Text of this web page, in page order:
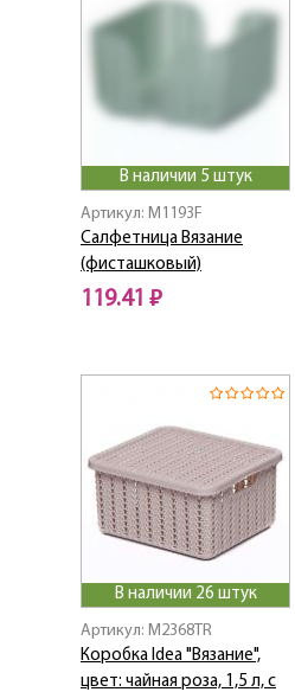
В наличии 5 штук
Артикул: M1193F
Салфетница Вязание
(фисташковый)
119.41 ₽
В наличии 26 штук
Артикул: M2368TR
Коробка Idea "Вязание",
цвет: чайная роза, 1,5 л, с